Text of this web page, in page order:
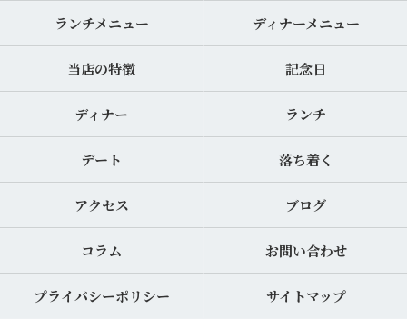
ランチメニュー ディナーメニュー
当店の特徴 記念日
ディナー ランチ
デート 落ち着く
アクセス ブログ
コラム お問い合わせ
プライバシーポリシー サイトマップ